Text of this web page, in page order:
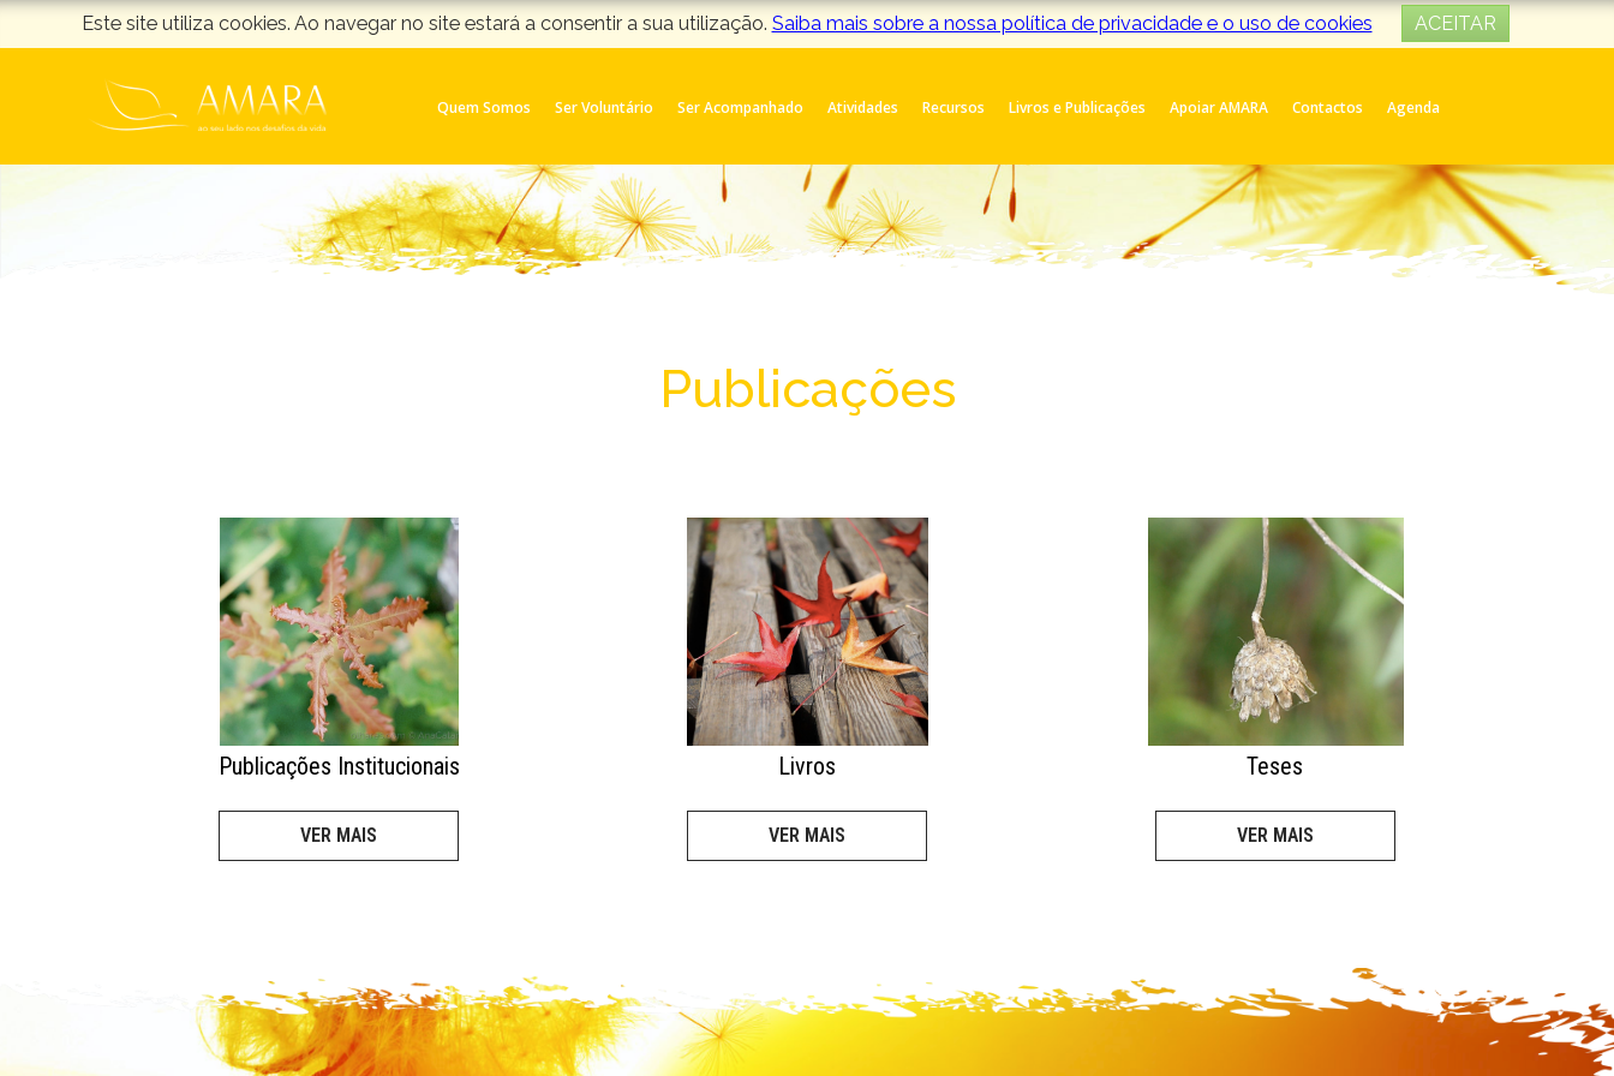
Este site utiliza cookies. Ao navegar no site estará a consentir a sua utilização. Saiba mais sobre a nossa política de privacidade e o uso de cookies ACEITAR
Quem Somos Ser Voluntário Ser Acompanhado Atividades Recursos Livros e Publicações Apoiar AMARA Contactos Agenda
Publicações
Publicações Institucionais
VER MAIS
Livros
VER MAIS
Teses
VER MAIS